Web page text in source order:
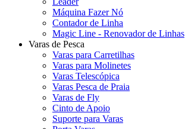
Máquina Fazer Nó
Contador de Linha
Magic Line - Renovador de Linhas
Varas de Pesca
Varas para Carretilhas
Varas para Molinetes
Varas Telescópica
Varas Pesca de Praia
Varas de Fly
Cinto de Apoio
Suporte para Varas